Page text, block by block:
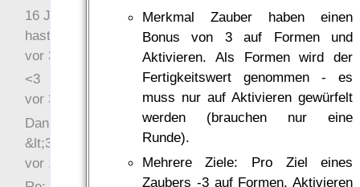
Merkmal Zauber haben einen
Bonus von 3 auf Formen und
Aktivieren. Als Formen wird der
Fertigkeitswert genommen - es
muss nur auf Aktivieren gewürfelt
werden (brauchen nur eine
Runde).
Mehrere Ziele: Pro Ziel eines
Zaubers -3 auf Formen. Aktivieren
16 Jahre später: mist, du
hast Recht …
vor 31 Wochen 4 Tage
<3
vor 34 Wochen 6 Tage
Danke für das Statement
&lt;3
vor 1 Jahr 48 Wochen